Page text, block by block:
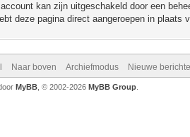
kan zijn uitgeschakeld door een
deze pagina direct aangeroepen in plaats
Naar boven Archiefmodus Nieuwe
MyBB, © 2002-2026 MyBB Group.